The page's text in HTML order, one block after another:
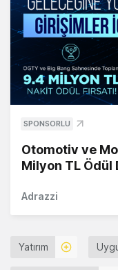
SPONSORLU
Otomotiv ve
Milyon TL Ödül
Adrazzi
Yatırım